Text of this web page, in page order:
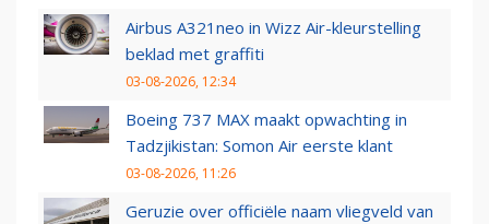
Airbus A321neo in Wizz Air-kleurstelling
beklad met graffiti
03-08-2026, 12:34
Boeing 737 MAX maakt opwachting in
Tadzjikistan: Somon Air eerste klant
03-08-2026, 11:26
Geruzie over officiële naam vliegveld van